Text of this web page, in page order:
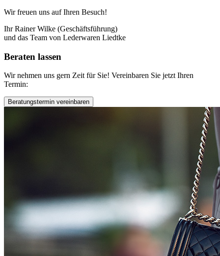
Wir freuen uns auf Ihren Besuch!
Ihr Rainer Wilke (Geschäftsführung)
und das Team von Lederwaren Liedtke
Beraten lassen
Wir nehmen uns gern Zeit für Sie! Vereinbaren Sie jetzt Ihren
Termin:
Beratungstermin vereinbaren